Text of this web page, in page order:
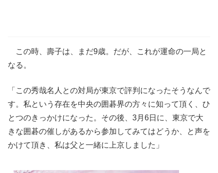
この時、壽子は、まだ9歳。だが、これが運命の一局と
なる。
「この秀哉名人との対局が東京で評判になったそうなんで
す。私という存在を中央の囲碁界の方々に知って頂く、ひ
とつのきっかけになった。その後、3月6日に、東京で大
きな囲碁の催しがあるから参加してみてはどうか、と声を
かけて頂き、私は父と一緒に上京しました」